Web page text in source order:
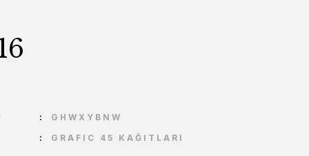
GHWXYBNW
GRAFIC 45 KAĞITLARI